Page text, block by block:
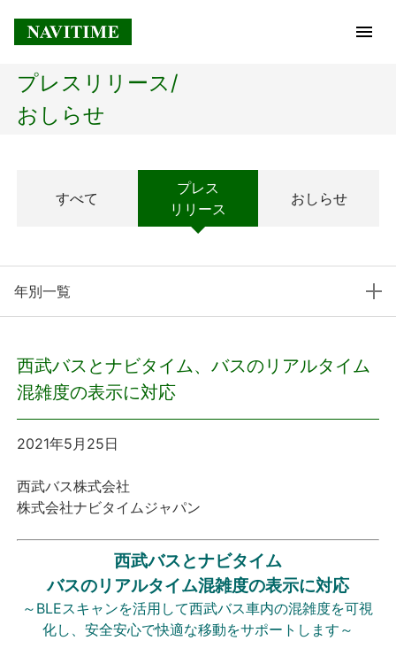
トップページ
経営理念
プレスリリース
プレスリリース
おしらせ
個人向けサービス
法人向けサービス
プレスリリース/
おしらせ
すべて
プレス
リリース
おしらせ
年別一覧
西武バスとナビタイム、バスのリアルタイム
混雑度の表示に対応
2021年5月25日
西武バス株式会社
株式会社ナビタイムジャパン
西武バスとナビタイム
バスのリアルタイム混雑度の表示に対応
～BLEスキャンを活用して西武バス車内の混雑度を可視
化し、安全安心で快適な移動をサポートします～